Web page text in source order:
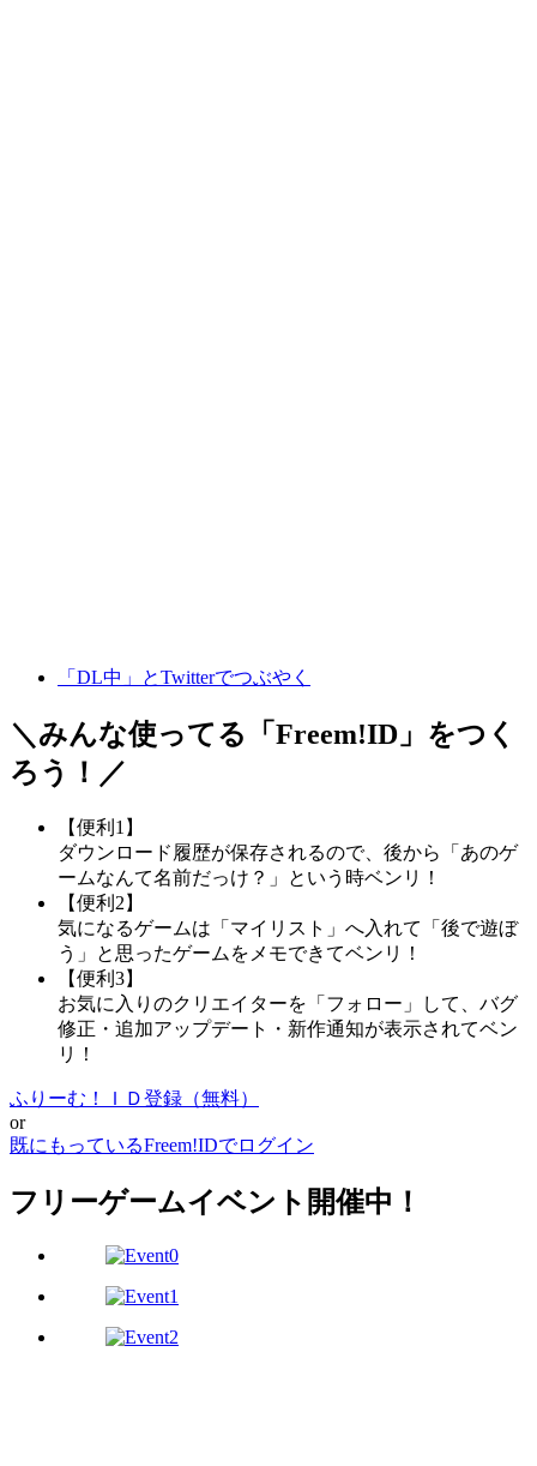
「DL中」とTwitterでつぶやく
＼みんな使ってる「 Freem!ID 」をつく
ろう！／
【便利1】
ダウンロード履歴が保存されるので、後から「あのゲ
ームなんて名前だっけ？」という時ベンリ！
【便利2】
気になるゲームは「マイリスト」へ入れて「後で遊ぼ
う」と思ったゲームをメモできてベンリ！
【便利3】
お気に入りのクリエイターを「フォロー」して、バグ
修正・追加アップデート・新作通知が表示されてベン
リ！
ふりーむ！ＩＤ登録（無料）
or
既にもっているFreem!IDでログイン
フリーゲームイベント開催中！